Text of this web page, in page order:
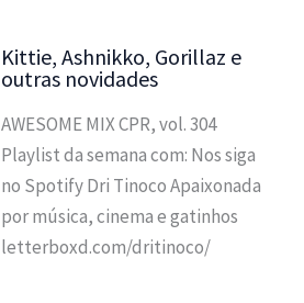
Kittie, Ashnikko, Gorillaz e
outras novidades
AWESOME MIX CPR, vol. 304
Playlist da semana com: Nos siga
no Spotify Dri Tinoco Apaixonada
por música, cinema e gatinhos
letterboxd.com/dritinoco/